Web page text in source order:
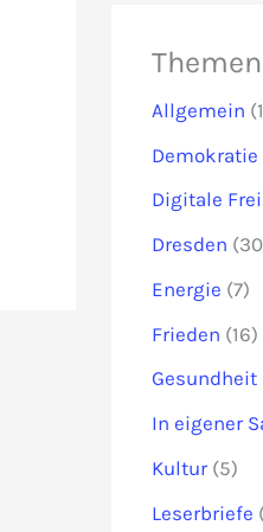
Themen
Allgemein
Demokratie
Digitale
Dresden
Energie (7)
Frieden (16)
Gesundheit
In eigener
Kultur (5)
Leserbriefe